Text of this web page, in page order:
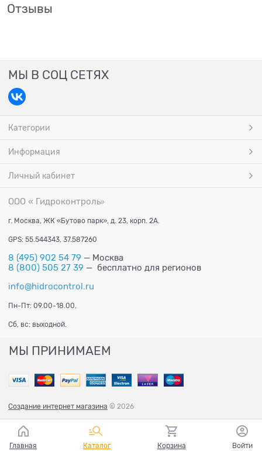
Отзывы
МЫ В СОЦ СЕТЯХ
Категории
Информация
Личный кабинет
ООО « Гидроконтроль»
г. Москва, ЖК «Бутово парк», д. 23, корп. 2А.
GPS: 55.544343, 37.587260
8 (495) 902 54 79 — Москва
8 (800) 505 27 39 — бесплатно для регионов
info@hidrocontrol.ru
Пн-Пт: 09.00-18.00.
Сб, вс: выходной.
МЫ ПРИНИМАЕМ
Создание интернет магазина © 2026
Главная Каталог Корзина Войти